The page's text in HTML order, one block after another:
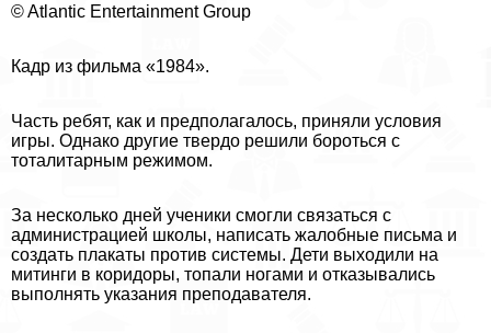
© Atlantic Entertainment Group
Кадр из фильма «1984».
Часть ребят, как и предполагалось, приняли условия
игры. Однако другие твердо решили бороться с
тоталитарным режимом.
За несколько дней ученики смогли связаться с
администрацией школы, написать жалобные письма и
создать плакаты против системы. Дети выходили на
митинги в коридоры, топали ногами и отказывались
выполнять указания преподавателя.